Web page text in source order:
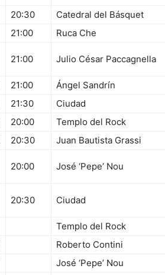
20:30
Catedral del Básquet
21:00 Ruca Che
21:00 Julio César Paccagnella
21:00
Ángel Sandrín
21:30
Ciudad
20:00
Templo del Rock
20:30 Juan Bautista Grassi
20:00 José ‘Pepe’ Nou
20:30 Ciudad
Templo del Rock
Roberto Contini
José ‘Pepe’ Nou